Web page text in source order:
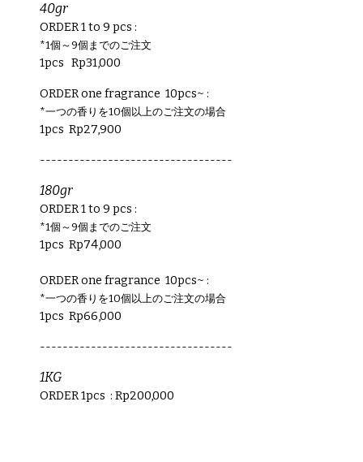
40gr
ORDER 1 to 9 pcs :
*1個～9個までのご注文
1pcs Rp31,000
ORDERone fragrance 10pcs~ :
*一つの香りを10個以上のご注文の場合
1pcs Rp27,900
----------------------------------
180gr
ORDER1 to 9 pcs :
*1個～9個までのご注文
1pcsRp74,000
ORDER one fragrance 10pcs~ :
*一つの香りを10個以上のご注文の場合
1pcs Rp66,000
----------------------------------
1KG
ORDER 1pcs : Rp200,000